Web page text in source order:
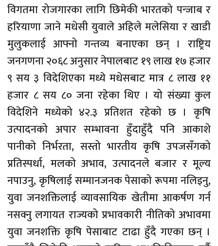
विगतमा रोजगारका लागि छिमेकी भारतको पन्जाब र
हरियाणा जाने मधेसी युवाले अहिले मलेसिया र खाडी
मुलुकलाई आफ्नो गन्तव्य बनाएका छन् । राष्ट्रिय
जनगणना २०६८ अनुसार नेपालबाट १९ लाख १७ हजार
९ सय ३ विदेशिएका मध्ये मधेसबाट मात्र ८ लाख ११
हजार ८ सय ८० जना रहेका थिए । यो संख्या कुल
विदेशिने मध्येको ४२.३ प्रतिशत रहेको छ । कृषि
उत्पादनको अपार सम्भावना हुँदाहुँदै पनि आकाशे
पानीको निर्भरता, सस्तो भारतीय कृषि उपजसँगको
प्रतिस्पर्धा, मलको अभाव, उत्पादनले बजार र मूल्य
नपाउनु, कृषिलाई सम्मानजनक पेसाको रूपमा नलिइनु,
युवा जनशक्तिलाई व्यावसायिक खेतीमा आकर्षण गर्न
नसक्नु लगायत राज्यको प्रभावकारी नीतिको अभावमा
युवा जनशक्ति कृषि पेसाबाट टाढा हुँदै गएका छन् ।